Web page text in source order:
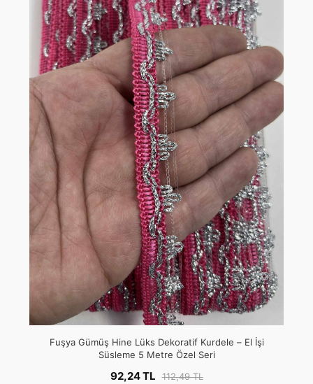
Fuşya Gümüş Hine Lüks Dekoratif Kurdele – El İşi
Süsleme 5 Metre Özel Seri
92,24 TL 112,49 TL